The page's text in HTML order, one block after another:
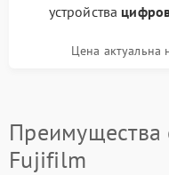
устройства
Цена актуальна
Преимущества
Fujifilm